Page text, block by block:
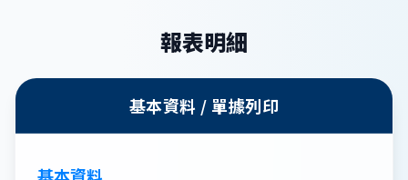
報表明細
基本資料 / 單據列印